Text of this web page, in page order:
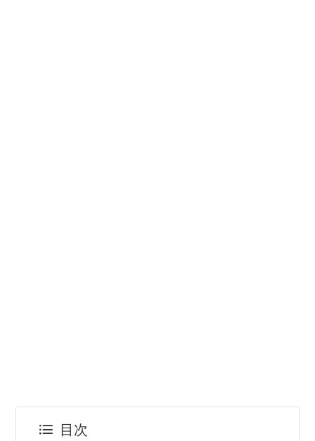
目次